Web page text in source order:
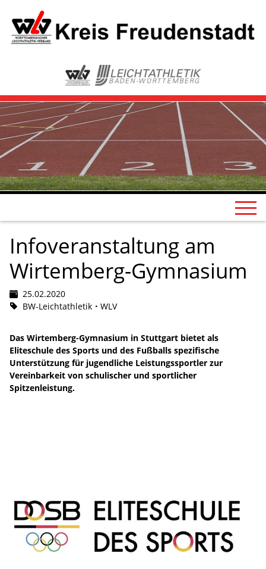
Infoveranstaltung am
Wirtemberg-Gymnasium
25.02.2020
BW-Leichtathletik
WLV
Das Wirtemberg-Gymnasium in Stuttgart bietet als
Eliteschule des Sports und des Fußballs spezifische
Unterstützung für jugendliche Leistungssportler zur
Vereinbarkeit von schulischer und sportlicher
Spitzenleistung.